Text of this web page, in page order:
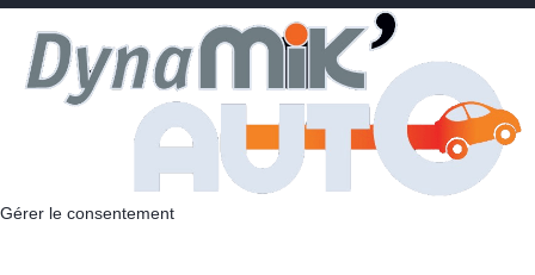
Gérer le consentement